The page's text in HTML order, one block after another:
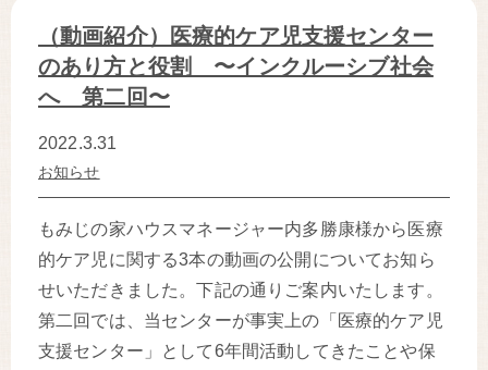
（動画紹介）医療的ケア児支援センター
のあり方と役割 〜インクルーシブ社会
へ 第二回〜
2022.3.31
お知らせ
もみじの家ハウスマネージャー内多勝康様から医療
的ケア児に関する3本の動画の公開についてお知ら
せいただきました。下記の通りご案内いたします。
第二回では、当センターが事実上の「医療的ケア児
支援センター」として6年間活動してきたことや保